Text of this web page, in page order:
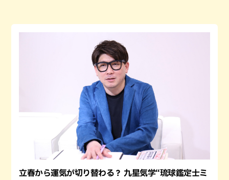
立春から運気が切り替わる？ 九星気学“琉球鑑定士ミ